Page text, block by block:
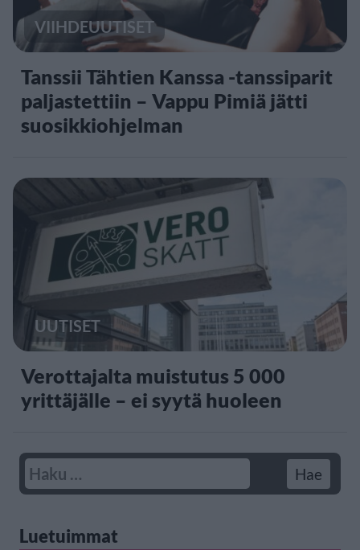
VIIHDEUUTISET
Tanssii Tähtien Kanssa -tanssiparit
paljastettiin – Vappu Pimiä jätti
suosikkiohjelman
UUTISET
Verottajalta muistutus 5 000
yrittäjälle – ei syytä huoleen
Luetuimmat